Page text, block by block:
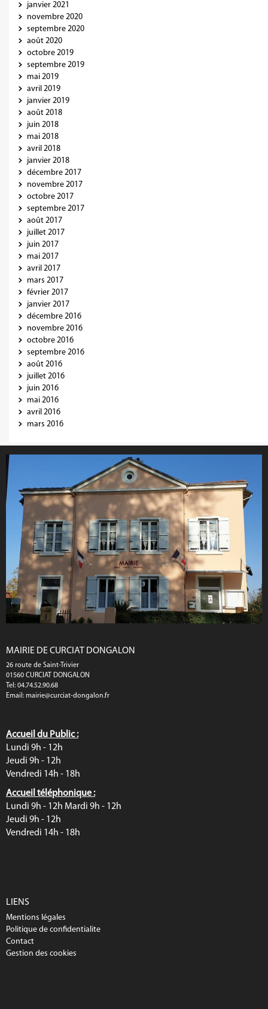
janvier 2021
novembre 2020
septembre 2020
août 2020
octobre 2019
septembre 2019
mai 2019
avril 2019
janvier 2019
août 2018
juin 2018
mai 2018
avril 2018
janvier 2018
décembre 2017
novembre 2017
octobre 2017
septembre 2017
août 2017
juillet 2017
juin 2017
mai 2017
avril 2017
mars 2017
février 2017
janvier 2017
décembre 2016
novembre 2016
octobre 2016
septembre 2016
août 2016
juillet 2016
juin 2016
mai 2016
avril 2016
mars 2016
MAIRIE DE CURCIAT DONGALON
26 route de Saint-Trivier
01560 CURCIAT DONGALON
Tel: 04.74.52.90.68
Email: mairie@curciat-dongalon.fr
Accueil du Public :
Lundi 9h - 12h
Jeudi 9h - 12h
Vendredi 14h - 18h
Accueil téléphonique :
Lundi 9h - 12h Mardi 9h - 12h
Jeudi 9h - 12h
Vendredi 14h - 18h
LIENS
Mentions légales
Politique de confidentialite
Contact
Gestion des cookies